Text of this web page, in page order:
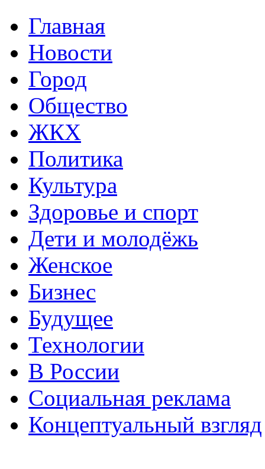
Главная
Новости
Город
Общество
ЖКХ
Политика
Культура
Здоровье и спорт
Дети и молодёжь
Женское
Бизнес
Будущее
Технологии
В России
Социальная реклама
Концептуальный взгляд